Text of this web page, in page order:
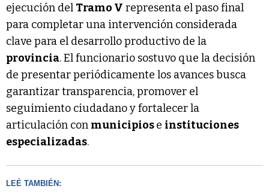
ejecución del Tramo V representa el paso final
para completar una intervención considerada
clave para el desarrollo productivo de la
provincia. El funcionario sostuvo que la decisión
de presentar periódicamente los avances busca
garantizar transparencia, promover el
seguimiento ciudadano y fortalecer la
articulación con municipiose instituciones
especializadas.
LEÉ TAMBIÉN: